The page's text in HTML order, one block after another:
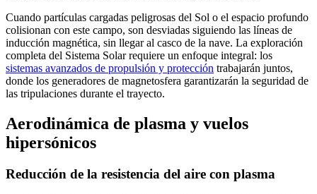
Cuando partículas cargadas peligrosas del Sol o el espacio profundo
colisionan con este campo, son desviadas siguiendo las líneas de
inducción magnética, sin llegar al casco de la nave. La exploración
completa del Sistema Solar requiere un enfoque integral: los
sistemas avanzados de propulsión y protección trabajarán juntos,
donde los generadores de magnetosfera garantizarán la seguridad de
las tripulaciones durante el trayecto.
Aerodinámica de plasma y vuelos
hipersónicos
Reducción de la resistencia del aire con plasma